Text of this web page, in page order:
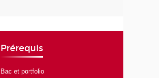
Prérequis
Bac et portfolio